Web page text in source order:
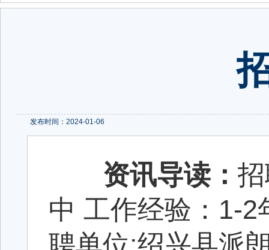
发布时间：2024-01-06
资讯导读：
中 工作经验：1-
聘单位:绍兴县派